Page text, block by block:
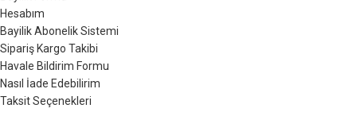
Hesabım
Bayilik Abonelik Sistemi
Sipariş Kargo Takibi
Havale Bildirim Formu
Nasıl İade Edebilirim
Taksit Seçenekleri